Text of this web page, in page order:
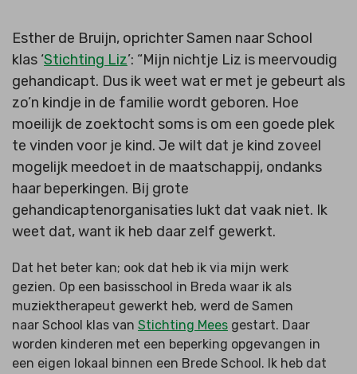
Esther de Bruijn, oprichter Samen naar School
klas ‘Stichting Liz’: “Mijn nichtje Liz is meervoudig
gehandicapt. Dus ik weet wat er met je gebeurt als
zo’n kindje in de familie wordt geboren. Hoe
moeilijk de zoektocht soms is om een goede plek
te vinden voor je kind. Je wilt dat je kind zoveel
mogelijk meedoet in de maatschappij, ondanks
haar beperkingen. Bij grote
gehandicaptenorganisaties lukt dat vaak niet. Ik
weet dat, want ik heb daar zelf gewerkt.
Dat het beter kan; ook dat heb ik via mijn werk
gezien. Op een basisschool in Breda waar ik als
muziektherapeut gewerkt heb, werd de Samen
naar School klas van Stichting Mees gestart. Daar
worden kinderen met een beperking opgevangen in
een eigen lokaal binnen een Brede School. Ik heb dat